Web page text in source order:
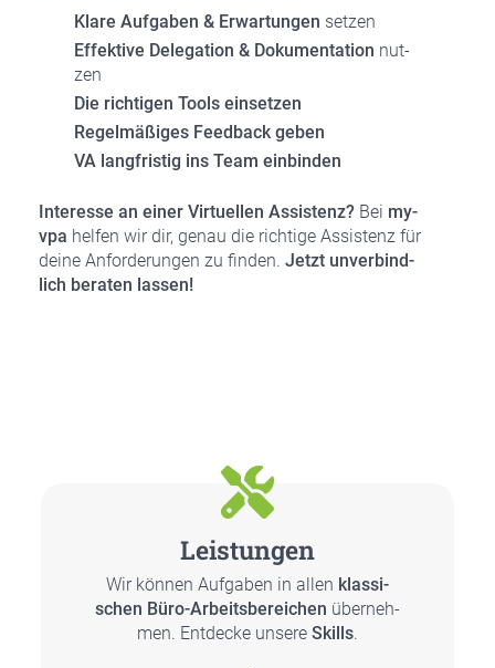
Kla­re Auf­ga­ben & Erwar­tun­gen set­zen
Effek­ti­ve Dele­ga­ti­on & Doku­men­ta­ti­on nut­
zen
Die rich­ti­gen Tools ein­set­zen
Regel­mä­ßi­ges Feed­back geben
VA lang­fris­tig ins Team ein­bin­den
Inter­es­se an einer Vir­tu­el­len Assis­tenz?Bei my-
vpa hel­fen wir dir, genau die rich­ti­ge Assis­tenz für
dei­ne Anfor­de­run­gen zu fin­den. Jetzt unver­bind­
lich bera­ten las­sen!
Leis­tun­gen
Wir kön­nen Auf­ga­ben in allen klas­si­
schen Büro-Arbeits­be­rei­chen über­neh­
men. Ent­de­cke unse­re Skills.